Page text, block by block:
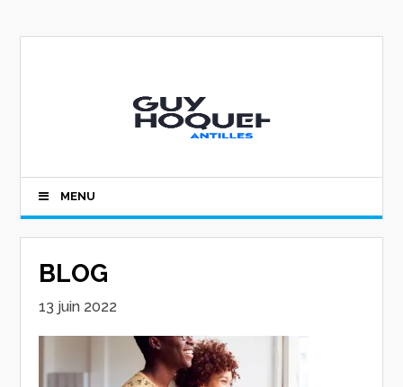
MENU
BLOG
13 juin 2022